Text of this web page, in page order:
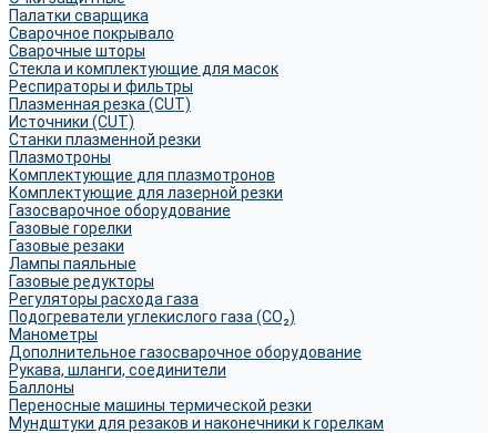
Палатки сварщика
Сварочное покрывало
Сварочные шторы
Стекла и комплектующие для масок
Респираторы и фильтры
Плазменная резка (CUT)
Источники (CUT)
Станки плазменной резки
Плазмотроны
Комплектующие для плазмотронов
Комплектующие для лазерной резки
Газосварочное оборудование
Газовые горелки
Газовые резаки
Лампы паяльные
Газовые редукторы
Регуляторы расхода газа
Подогреватели углекислого газа (CO₂)
Манометры
Дополнительное газосварочное оборудование
Рукава, шланги, соединители
Баллоны
Переносные машины термической резки
Мундштуки для резаков и наконечники к горелкам